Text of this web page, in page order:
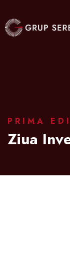
PRIMA
Ziua